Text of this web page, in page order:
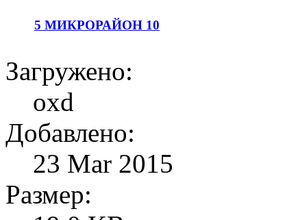
5 МИКРОРАЙОН 10
Загружено:
oxd
Добавлено:
23 Mar 2015
Размер: